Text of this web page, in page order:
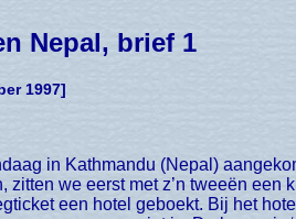
Nepal, brief 1
1997]
zitten we eerst met z’n tweeën
een hotel geboekt. Bij het